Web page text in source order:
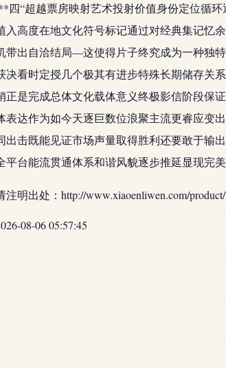
四“超越票房映射艺术投射价值身份定位循
入高度在地文化符号标记通过对经典集记忆
带出自洽结局—这使得片子终究成为一种独
决看时定授几个极其有进步特殊长期储存
正是完成总体文化载体意义终极影信阶段保
表达作为如今天逐巨数位浪聚主流更睿应变
出击既能见证市场声量取得胜利还要敢于输
平台能流贯通体系和谐风貌逐步推延显现
明出处：http://www.xiaoenliwen.com/
08-06 05:57:45